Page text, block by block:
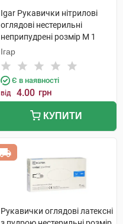
Igar Рукавички нітрилові
оглядові нестерильні
неприпудрені розмір M 1
пара
Ігар
Є в наявності
від 4.00 грн
КУПИТИ
Рукавички оглядові латексні